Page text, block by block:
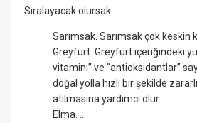
Sıralayacak olursak:
Sarımsak. Sarımsak çok keskin
Greyfurt. Greyfurt içeriğindeki
vitamini” ve “antioksidantlar”
doğal yolla hızlı bir şekilde
atılmasına yardımcı olur.
Elma. ...